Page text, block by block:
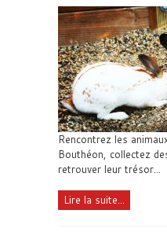
Rencontrez les
Bouthéon, collectez
retrouver leur trésor...
Lire la suite...